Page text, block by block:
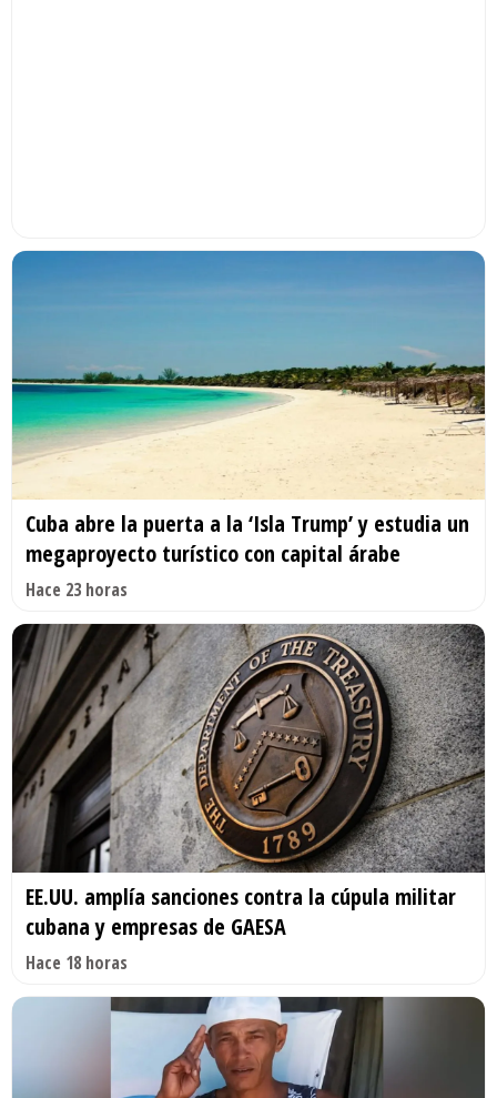
Cuba abre la puerta a la ‘Isla Trump’ y estudia un
megaproyecto turístico con capital árabe
Hace 23 horas
EE.UU. amplía sanciones contra la cúpula militar
cubana y empresas de GAESA
Hace 18 horas